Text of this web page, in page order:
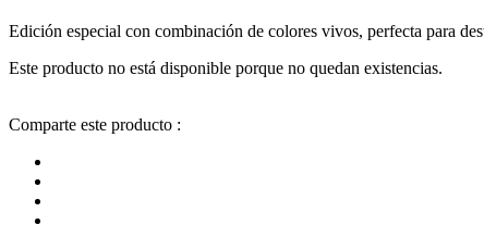
Edición especial con combinación de colores vivos, perfecta para
Este producto no está disponible porque no quedan existencias.
Comparte este producto :